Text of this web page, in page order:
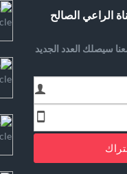
الراعي الصالح
سيصلك العدد الجديد